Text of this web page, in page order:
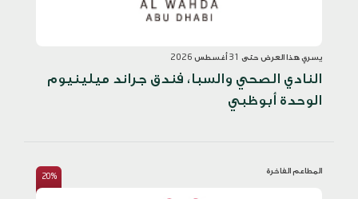
يسري هذا العرض حتى 31 أغسطس 2026
النادي الصحي والسبا، فندق جراند ميلينيوم
الوحدة أبوظبي
20%
المطاعم الفاخرة